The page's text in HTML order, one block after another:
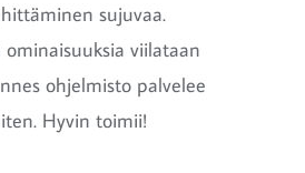
sujuvaa.
viilataan
ohjelmisto palvelee
Hyvin toimii!